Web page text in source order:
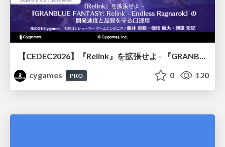
【CEDEC2026】『Relink』を拡張せよ - 『GRANBLUE FANTASY: Relink - Endless Ragnarok』の開発速度と品質を守るCI運用
cygames
PRO 0 120